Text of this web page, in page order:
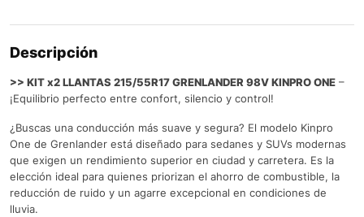
Descripción
>> KIT x2 LLANTAS 215/55R17 GRENLANDER 98V KINPRO ONE –
¡Equilibrio perfecto entre confort, silencio y control!
¿Buscas una conducción más suave y segura? El modelo Kinpro
One de Grenlander está diseñado para sedanes y SUVs modernas
que exigen un rendimiento superior en ciudad y carretera. Es la
elección ideal para quienes priorizan el ahorro de combustible, la
reducción de ruido y un agarre excepcional en condiciones de
lluvia.